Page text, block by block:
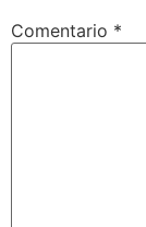
Comentario *